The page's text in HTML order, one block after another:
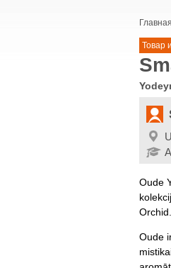
Главная
Товар
Oude
Orchid.
Oude